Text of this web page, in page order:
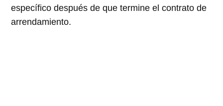
específico después de que termine el contrato de
arrendamiento.